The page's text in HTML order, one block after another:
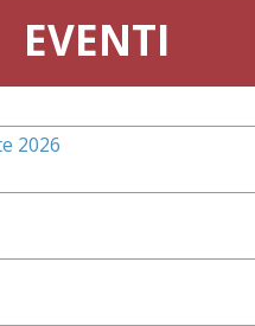
EVENTI
2026